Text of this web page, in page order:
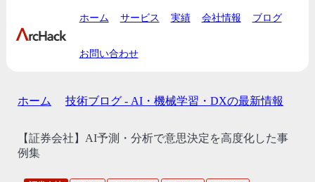
ホーム サービス 実績 会社情報 ブログ
お問い合わせ
ホーム 技術ブログ - AI・機械学習・DXの最新情報
【証券会社】AI予測・分析で意思決定を高度化した事
例集